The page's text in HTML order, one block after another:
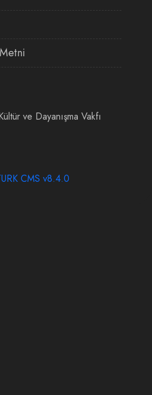
ve Dayanışma Vakfı